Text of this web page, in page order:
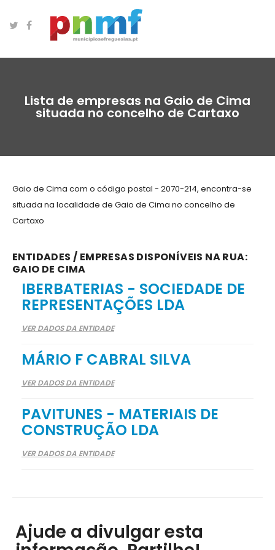
Lista de empresas na Gaio de Cima
situada no concelho de Cartaxo
Gaio de Cima com o código postal - 2070-214, encontra-se
situada na localidade de Gaio de Cima no concelho de
Cartaxo
ENTIDADES / EMPRESAS DISPONÍVEIS NA RUA:
GAIO DE CIMA
IBERBATERIAS - SOCIEDADE DE
REPRESENTAÇÕES LDA
VER DADOS DA ENTIDADE
MÁRIO F CABRAL SILVA
VER DADOS DA ENTIDADE
PAVITUNES - MATERIAIS DE
CONSTRUÇÃO LDA
VER DADOS DA ENTIDADE
Ajude a divulgar esta